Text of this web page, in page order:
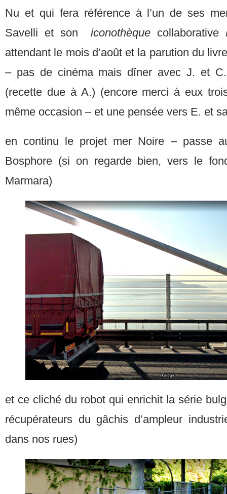
Nu et qui fera référence à l’un de ses
Savelli et son iconothèque collaborative
attendant le mois d’août et la parution du
– pas de cinéma mais dîner avec J. et C.
(recette due à A.) (encore merci à eux
même occasion – et une pensée vers E. et
en continu le projet mer Noire – passe
Bosphore (si on regarde bien, vers le
Marmara)
et ce cliché du robot qui enrichit la série
récupérateurs du gâchis d’ampleur
dans nos rues)